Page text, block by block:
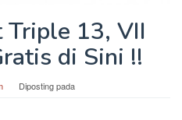
13, VII
di Sini !!
Diposting pada